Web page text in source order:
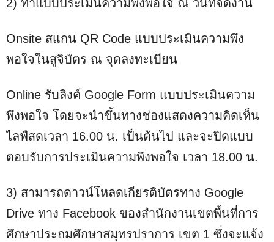
M
e
2) ทำแบบประเมินความพึงพอใจ ณ วันที่จัดงาน
Onsite สแกน QR Code แบบประเมินความพึง
พอใจในสูจิบัตร ณ จุดลงทะเบียน
Online รับลิงค์ Google Form แบบประเมินความ
พึงพอใจ โดยจะนำขึ้นทางช่องแสดงความคิดเห็น
ไลฟ์สดเวลา 16.00 น. เป็นต้นไป และจะปิดแบบ
ตอบรับการประเมินความพึงพอใจ เวลา 18.00 น.
3) สามารถดาวน์โหลดเกียรติบัตรทาง Google
Drive ทาง Facebook ของสำนักงานเขตพื้นที่การ
ศึกษาประถมศึกษาสมุทรปราการ เขต 1 ซึ่งจะแจ้ง